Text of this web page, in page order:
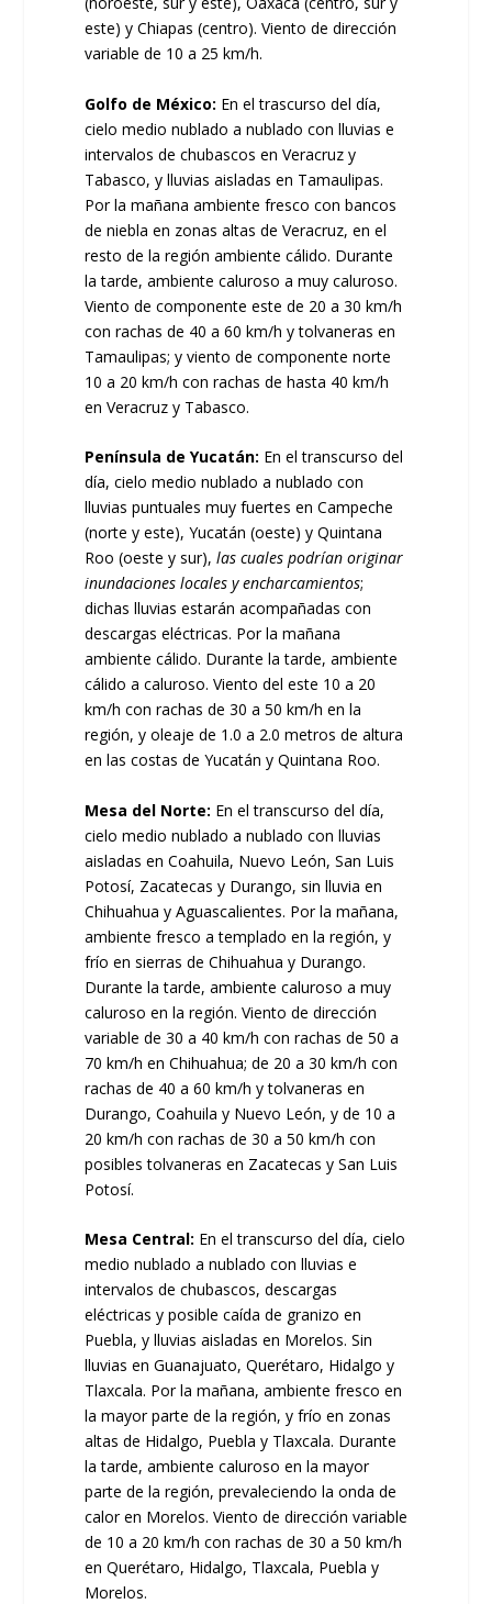
este) y Chiapas (centro). Viento de dirección
variable de 10 a 25 km/h.
Golfo de México: En el trascurso del día,
cielo medio nublado a nublado con lluvias e
intervalos de chubascos en Veracruz y
Tabasco, y lluvias aisladas en Tamaulipas.
Por la mañana ambiente fresco con bancos
de niebla en zonas altas de Veracruz, en el
resto de la región ambiente cálido. Durante
la tarde, ambiente caluroso a muy caluroso.
Viento de componente este de 20 a 30 km/h
con rachas de 40 a 60 km/h y tolvaneras en
Tamaulipas; y viento de componente norte
10 a 20 km/h con rachas de hasta 40 km/h
en Veracruz y Tabasco.
Península de Yucatán: En el transcurso del
día, cielo medio nublado a nublado con
lluvias puntuales muy fuertes en Campeche
(norte y este), Yucatán (oeste) y Quintana
Roo (oeste y sur), las cuales podrían originar
inundaciones locales y encharcamientos;
dichas lluvias estarán acompañadas con
descargas eléctricas. Por la mañana
ambiente cálido. Durante la tarde, ambiente
cálido a caluroso. Viento del este 10 a 20
km/h con rachas de 30 a 50 km/h en la
región, y oleaje de 1.0 a 2.0 metros de altura
en las costas de Yucatán y Quintana Roo.
Mesa del Norte: En el transcurso del día,
cielo medio nublado a nublado con lluvias
aisladas en Coahuila, Nuevo León, San Luis
Potosí, Zacatecas y Durango, sin lluvia en
Chihuahua y Aguascalientes. Por la mañana,
ambiente fresco a templado en la región, y
frío en sierras de Chihuahua y Durango.
Durante la tarde, ambiente caluroso a muy
caluroso en la región. Viento de dirección
variable de 30 a 40 km/h con rachas de 50 a
70 km/h en Chihuahua; de 20 a 30 km/h con
rachas de 40 a 60 km/h y tolvaneras en
Durango, Coahuila y Nuevo León, y de 10 a
20 km/h con rachas de 30 a 50 km/h con
posibles tolvaneras en Zacatecas y San Luis
Potosí.
Mesa Central: En el transcurso del día, cielo
medio nublado a nublado con lluvias e
intervalos de chubascos, descargas
eléctricas y posible caída de granizo en
Puebla, y lluvias aisladas en Morelos. Sin
lluvias en Guanajuato, Querétaro, Hidalgo y
Tlaxcala. Por la mañana, ambiente fresco en
la mayor parte de la región, y frío en zonas
altas de Hidalgo, Puebla y Tlaxcala. Durante
la tarde, ambiente caluroso en la mayor
parte de la región, prevaleciendo la onda de
calor en Morelos. Viento de dirección variable
de 10 a 20 km/h con rachas de 30 a 50 km/h
en Querétaro, Hidalgo, Tlaxcala, Puebla y
Morelos.